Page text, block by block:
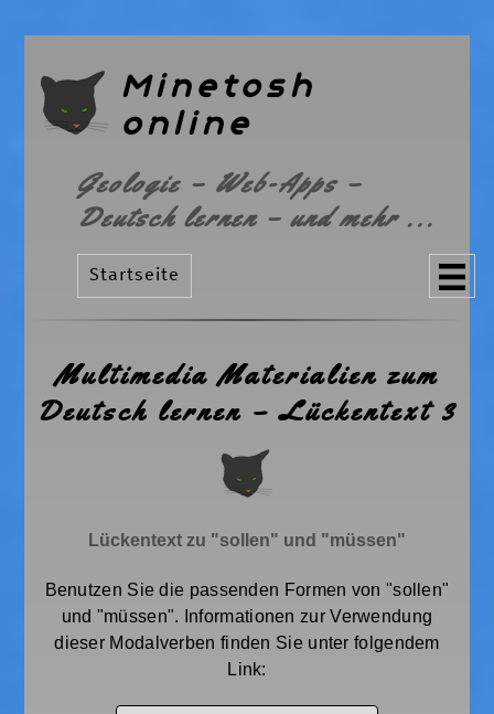
Minetosh
online
Geologie – Web-Apps –
Deutsch lernen – und mehr ...
Startseite
Multimedia Materialien zum
Deutsch lernen – Lückentext 3
Lückentext zu "sollen" und "müssen"
Benutzen Sie die passenden Formen von "sollen"
und "müssen". Informationen zur Verwendung
dieser Modalverben finden Sie unter folgendem
Link: